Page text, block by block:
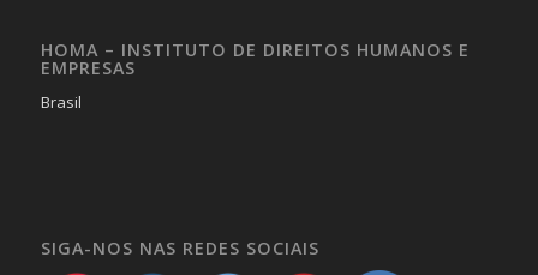
HOMA – INSTITUTO DE DIREITOS HUMANOS E
EMPRESAS
Brasil
SIGA-NOS NAS REDES SOCIAIS